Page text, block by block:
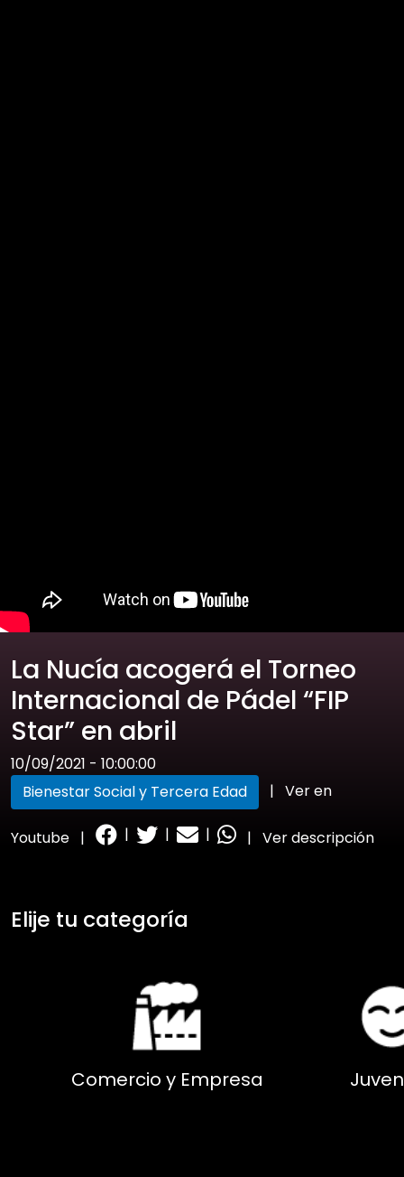
La Nucía acogerá el Torneo
Internacional de Pádel “FIP
Star” en abril
10/09/2021 - 10:00:00
Bienestar Social y Tercera Edad
| Ver en
Youtube | | | | | Ver descripción
Elije tu categoría
Comercio y Empresa